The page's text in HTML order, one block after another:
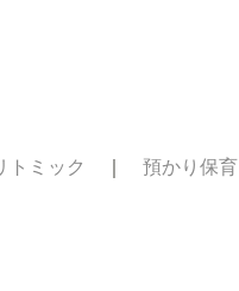
トミック 預かり保育